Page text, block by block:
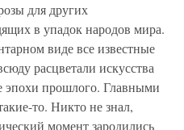
для других
в упадок народов мира.
виде все известные
расцветали искусства
прошлого. Главными
то. Никто не знал,
момент зародились